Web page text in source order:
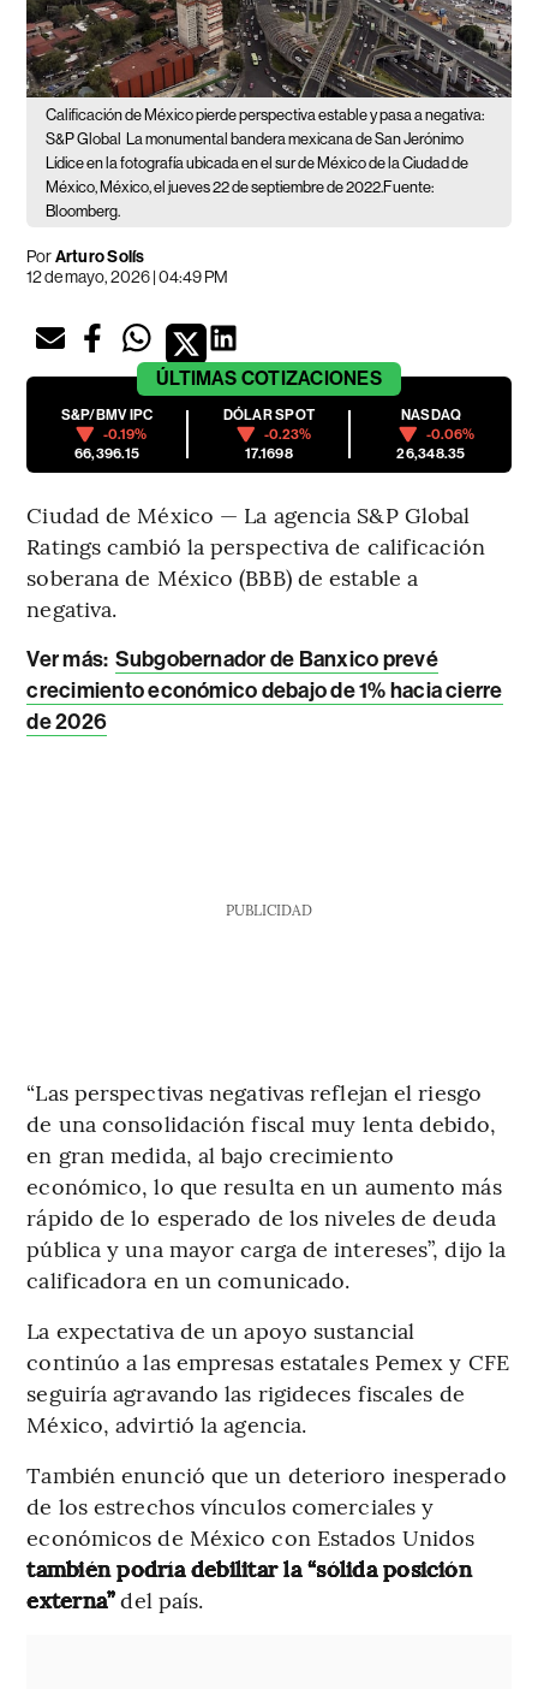
Calificación de México pierde perspectiva estable y pasa a negativa:
S&P Global La monumental bandera mexicana de San Jerónimo
Lídice en la fotografía ubicada en el sur de México de la Ciudad de
México, México, el jueves 22 de septiembre de 2022.Fuente:
Bloomberg.
PorArturo Solís
12 de mayo, 2026 | 04:49 PM
ÚLTIMAS COTIZACIONES
S&P/BMV IPC
-0.19%
66,396.15
DÓLAR SPOT
-0.23%
17.1698
NASDAQ
-0.06%
26,348.35
Ciudad de México — La agencia S&P Global
Ratings cambió la perspectiva de calificación
soberana de México (BBB) de estable a
negativa.
Ver más: Subgobernador de Banxico prevé
crecimiento económico debajo de 1% hacia cierre
de 2026
PUBLICIDAD
“Las perspectivas negativas reflejan el riesgo
de una consolidación fiscal muy lenta debido,
en gran medida, al bajo crecimiento
económico, lo que resulta en un aumento más
rápido de lo esperado de los niveles de deuda
pública y una mayor carga de intereses”, dijo la
calificadora en un comunicado.
La expectativa de un apoyo sustancial
continúo a las empresas estatales Pemex y CFE
seguiría agravando las rigideces fiscales de
México, advirtió la agencia.
También enunció que un deterioro inesperado
de los estrechos vínculos comerciales y
económicos de México con Estados Unidos
también podría debilitar la “sólida posición
externa”del país.